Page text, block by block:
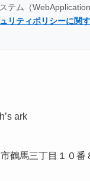
テム（
リティポリシーに関
ark
鶴馬三丁目１０番